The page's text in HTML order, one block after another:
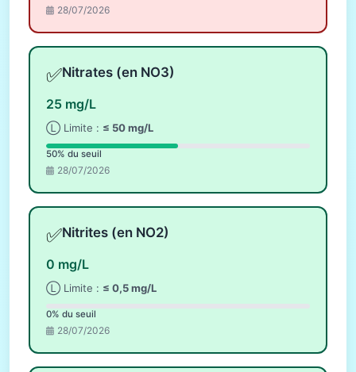
28/07/2026
✅Nitrates (en NO3)
25 mg/L
Ⓛ Limite : ≤ 50 mg/L
50% du seuil
28/07/2026
✅Nitrites (en NO2)
0 mg/L
Ⓛ Limite : ≤ 0,5 mg/L
0% du seuil
28/07/2026